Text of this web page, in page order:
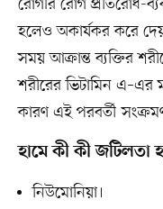
হলেও অকার্যকর করে
সময় আক্রান্ত ব্যক্তির
শরীরের ভিটামিন
কারণ এই পরবর্তী
হামে কী কী জটিলতা
নিউমোনিয়া।